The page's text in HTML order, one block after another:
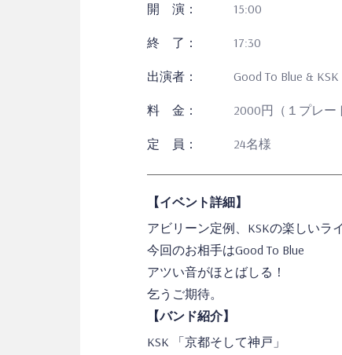
開 演： 15:00
終 了： 17:30
出演者： Good To Blue &
料 金： 2000円（１プレー
定 員： 24名様
【イベント詳細】
アビリーン定例、KSKの楽しいラ
今回のお相手はGood To Blue
アツい音がほとばしる！
乞うご期待。
【バンド紹介】
KSK 「京都そして神戸」